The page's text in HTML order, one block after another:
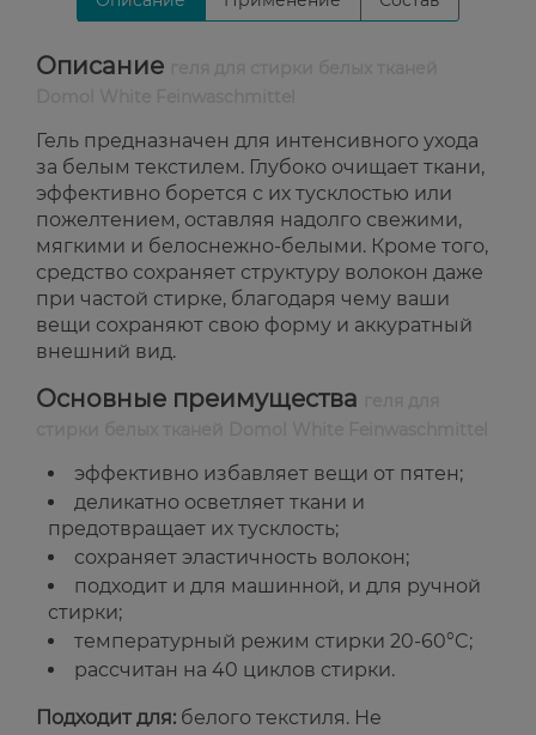
Описание
Гель предназначен для интенсивного ухода
за белым текстилем. Глубоко очищает ткани,
эффективно борется с их тусклостью или
пожелтением, оставляя надолго свежими,
мягкими и белоснежно-белыми. Кроме того,
средство сохраняет структуру волокон даже
при частой стирке, благодаря чему ваши
вещи сохраняют свою форму и аккуратный
внешний вид.
Основные преимущества
эффективно избавляет вещи от пятен;
деликатно осветляет ткани и
предотвращает их тусклость;
сохраняет эластичность волокон;
подходит и для машинной, и для ручной
стирки;
температурный режим стирки 20-60°C;
рассчитан на 40 циклов стирки.
Подходит для: белого текстиля. Не